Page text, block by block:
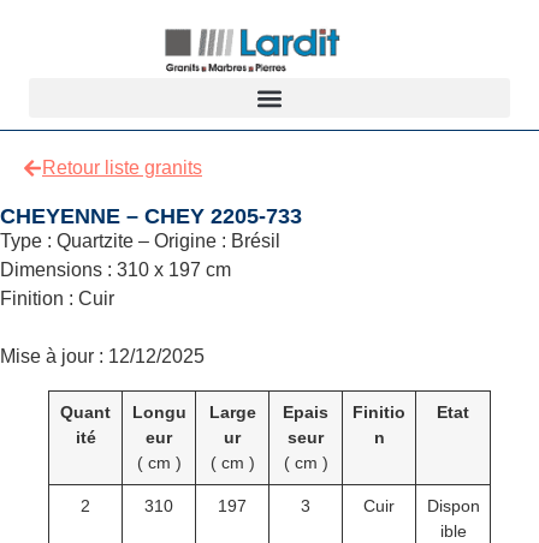
Retour liste granits
CHEYENNE – CHEY 2205-733
Type : Quartzite – Origine : Brésil
Dimensions : 310 x 197 cm
Finition : Cuir
Mise à jour : 12/12/2025
Quant
ité
Longu
eur
( cm )
Large
ur
( cm )
Epais
seur
( cm )
Finitio
n
Etat
2 310 197 3 Cuir
Dispon
ible